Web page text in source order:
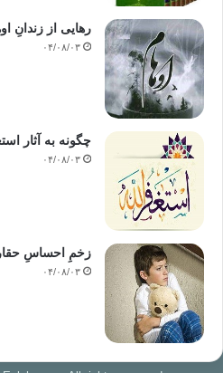
رهایی از زندانِ
۰۴/۰۸/۰۳
چگونه به آثار
۰۴/۰۸/۰۳
زخمِ احساسِ
۰۴/۰۸/۰۳